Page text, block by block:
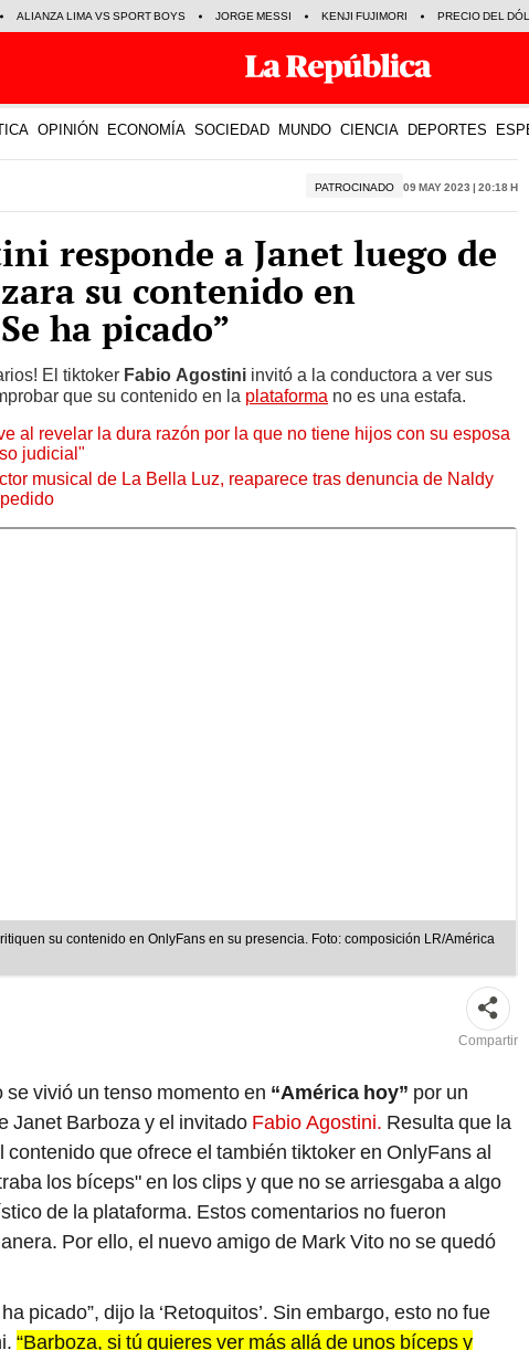
ALIANZA LIMA VS SPORT BOYS JORGE MESSI KENJI FUJIMORI PRECIO DEL
OPINIÓN ECONOMÍA SOCIEDAD MUNDO CIENCIA DEPORTES
PATROCINADO 09 May 2023 | 20:18 h
responde a Janet luego de
su contenido en
ha picado”
El tiktoker Fabio Agostini invitó a la conductora a ver sus
que su contenido en la plataforma no es una estafa.
al revelar la dura razón por la que no tiene hijos con su esposa
judicial"
musical de La Bella Luz, reaparece tras denuncia de Naldy
su contenido en OnlyFans en su presencia. Foto: composición LR/América
Compartir
vivió un tenso momento en “América hoy” por un
Janet Barboza y el invitado Fabio Agostini. Resulta que la
que ofrece el también tiktoker en OnlyFans al
los bíceps" en los clips y que no se arriesgaba a algo
de la plataforma. Estos comentarios no fueron
Por ello, el nuevo amigo de Mark Vito no se quedó
picado”, dijo la ‘Retoquitos’. Sin embargo, esto no fue
“Barboza, si tú quieres ver más allá de unos bíceps y